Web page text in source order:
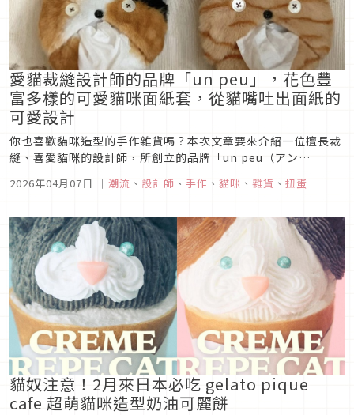
愛貓裁縫設計師的品牌「un peu」，花色豐
富多樣的可愛貓咪面紙套，從貓嘴吐出面紙的
可愛設計
你也喜歡貓咪造型的手作雜貨嗎？本次文章要來介紹一位擅長裁
縫、喜愛貓咪的設計師，所創立的品牌「un peu（アン
品牌自創的貓咪面紙套還被廠商相中，合作推出了扭蛋製品，就
2026年04月07日 ｜ 潮流 、 設計師 、 手作 、 貓咪 、 雜貨 、 扭蛋
貓奴注意！2月來日本必吃 gelato pique
cafe 超萌貓咪造型奶油可麗餅